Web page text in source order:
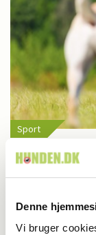
Denne
Vi bruger
Sport